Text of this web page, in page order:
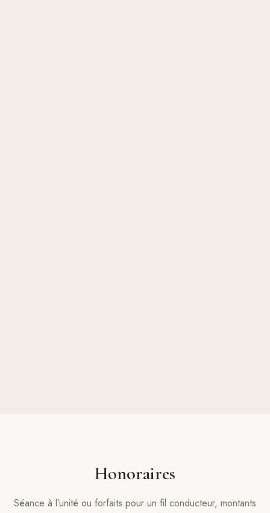
Honoraires
Séance à l’unité ou forfaits pour un fil conducteur, montants